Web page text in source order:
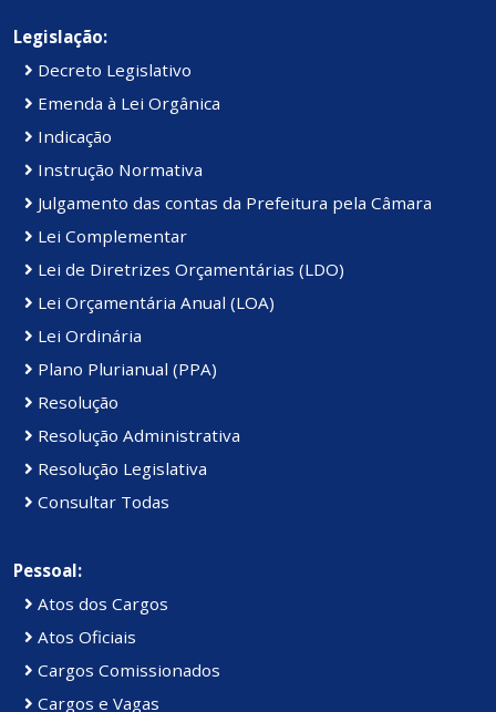
Legislação:
Decreto Legislativo
Emenda à Lei Orgânica
Indicação
Instrução Normativa
Julgamento das contas da Prefeitura pela Câmara
Lei Complementar
Lei de Diretrizes Orçamentárias (LDO)
Lei Orçamentária Anual (LOA)
Lei Ordinária
Plano Plurianual (PPA)
Resolução
Resolução Administrativa
Resolução Legislativa
Consultar Todas
Pessoal:
Atos dos Cargos
Atos Oficiais
Cargos Comissionados
Cargos e Vagas